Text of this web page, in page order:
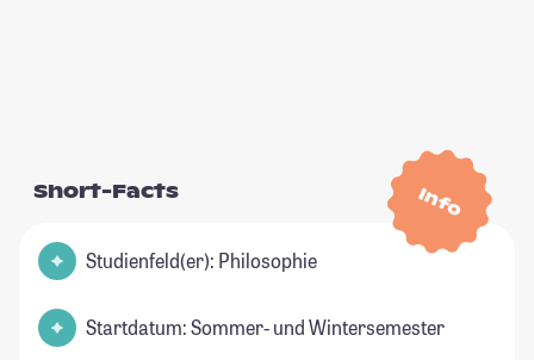
Info
Short-Facts
Studienfeld(er): Philosophie
Startdatum: Sommer- und Wintersemester